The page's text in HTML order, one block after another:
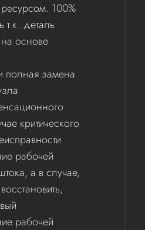
100%
т.к. деталь
основе
полная замена
критического
рабочей
а в случае,
рабочей